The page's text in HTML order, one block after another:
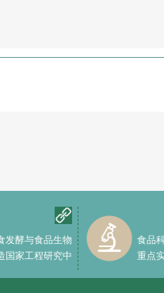
发酵与食品生物
国家工程研究中
食品
重点